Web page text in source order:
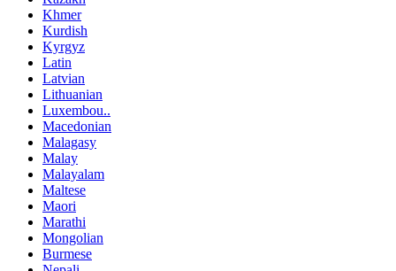
Khmer
Kurdish
Kyrgyz
Latin
Latvian
Lithuanian
Luxembou..
Macedonian
Malagasy
Malay
Malayalam
Maltese
Maori
Marathi
Mongolian
Burmese